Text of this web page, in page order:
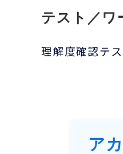
テスト／ワ
理解度確認テ
ア